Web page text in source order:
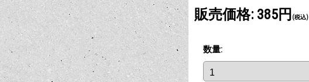
販売価格: 385円 (税込)
数量: